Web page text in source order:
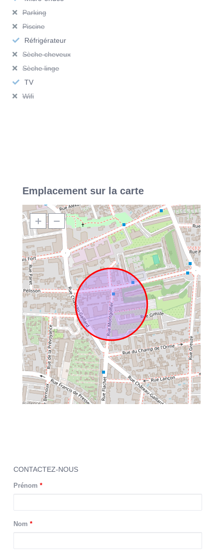
Un vrai plus pour la vie en ville, avec stationnement sécurisé et
confort thermique été comme hiver.
–
organiser une visite et découvrir ce T2 meublé à Lyon !
des grands pôles d’activité de l’agglomération lyonnaise.
À proximité :
Transports en commun: bus et tramway menant
rapidement au centre de Lyon
Centre des congrès de Lyonà quelques minutes
Campus universitaire de La Douaaccessible à pied ou
en tram
Commerces et services de proximité: supermarché,
boulangerie, pharmacie, banque, pressing
Espaces verts, pistes cyclables, restaurants de quartier
Vous souhaitez en savoir plus sur la location de ce T2
meublé situé à Villeurbanne ?
Parking
Piscine
Réfrigérateur
Sèche cheveux
Sèche linge
TV
Wifi
Emplacement sur la carte
CONTACTEZ-NOUS
Prénom *
Nom *